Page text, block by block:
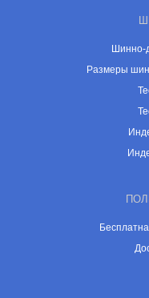
Шинно-
Размеры шин